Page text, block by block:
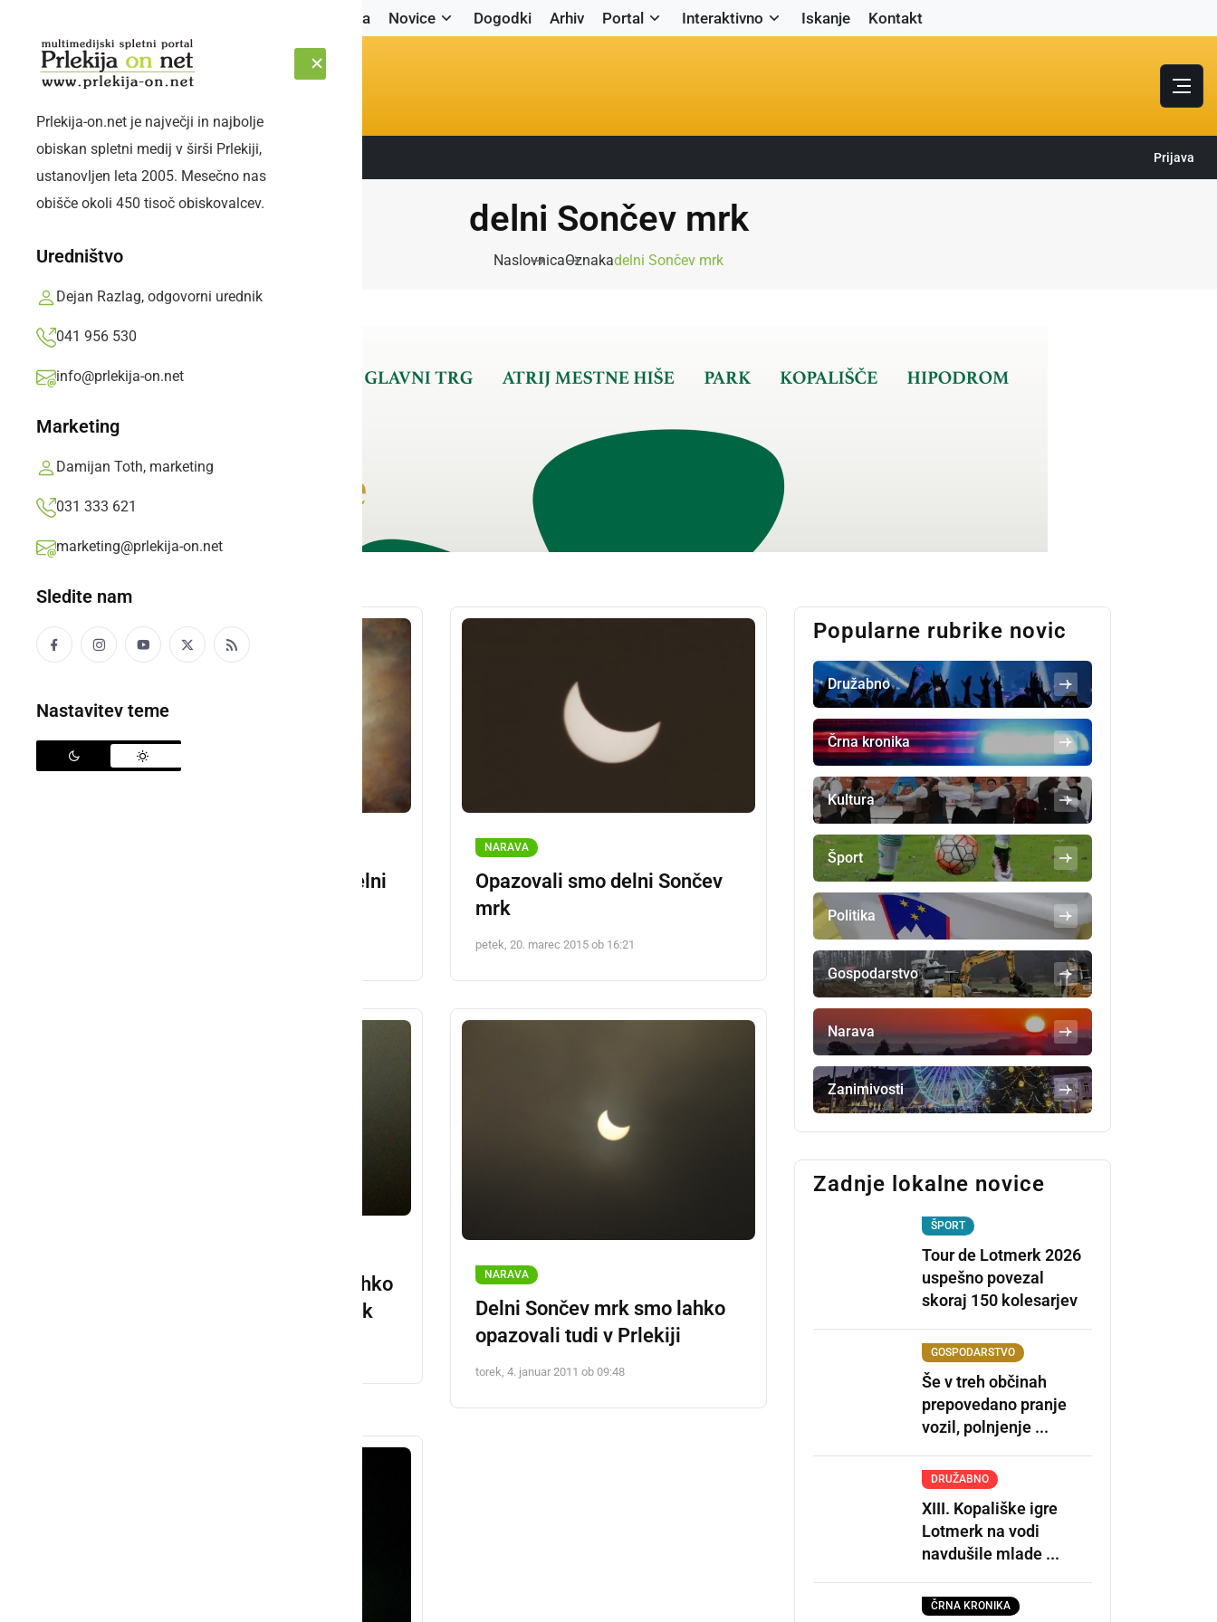
Naslovnica Novice Dogodki Arhiv Portal Interaktivno Iskanje Kontakt
ČETRTEK, 6. AVGUST 2026 Sledite nam: Prijava
Prlekija-on.net je največji in najbolje
obiskan spletni medij v širši Prlekiji,
ustanovljen leta 2005. Mesečno nas
obišče okoli 450 tisoč obiskovalcev.
Uredništvo
Dejan Razlag, odgovorni urednik
041 956 530
info@prlekija-on.net
Marketing
Damijan Toth, marketing
031 333 621
marketing@prlekija-on.net
Sledite nam
Nastavitev teme
delni Sončev mrk
NaslovnicaOznakadelni Sončev mrk
Tako je pri nas bil viden delni
NARAVA
Opazovali smo delni Sončev
mrk
petek, 20. marec 2015 ob 16:21
20. marca bomo pri nas lahko
opazovali delni Sončev mrk
NARAVA
Delni Sončev mrk smo lahko
opazovali tudi v Prlekiji
torek, 4. januar 2011 ob 09:48
Popularne rubrike novic
Družabno
Črna kronika
Kultura
Šport
Politika
Gospodarstvo
Narava
Zanimivosti
Zadnje lokalne novice
ŠPORT
Tour de Lotmerk 2026
uspešno povezal
skoraj 150 kolesarjev
GOSPODARSTVO
Še v treh občinah
prepovedano pranje
vozil, polnjenje ...
DRUŽABNO
XIII. Kopališke igre
Lotmerk na vodi
navdušile mlade ...
ČRNA KRONIKA